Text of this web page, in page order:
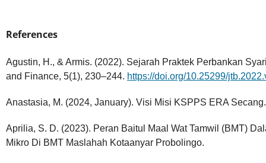
References
Agustin, H., & Armis. (2022). Sejarah Praktek Perbankan
and Finance, 5(1), 230–244. https://doi.org/10.25299/
Anastasia, M. (2024, January). Visi Misi KSPPS ERA
Aprilia, S. D. (2023). Peran Baitul Maal Wat Tamwil (BMT)
Mikro Di BMT Maslahah Kotaanyar Probolingo.